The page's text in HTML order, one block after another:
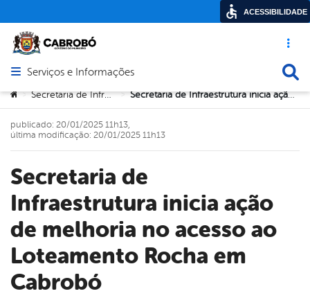
Acesso
Abrir menu principal de navegação
Serviços e Informações
Você está aqui:
> Secretaria de Infraestrutura > Secretaria de Infraestrutura inicia ação de melhoria no acesso ao Loteamento Rocha em Cabrobó
Secretaria de
Infraestrutura inicia ação
de melhoria no acesso ao
Loteamento Rocha em
Cabrobó
publicado: 20/01/2025 11h13,
última modificação: 20/01/2025 11h13
ACESSIBILIDADE